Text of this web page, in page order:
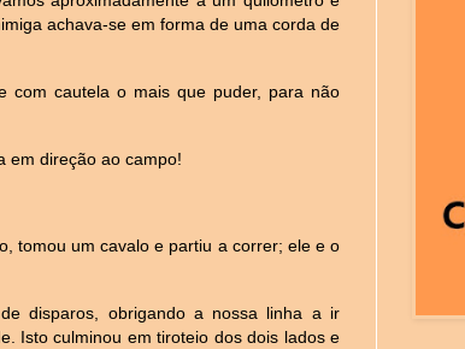
achava-se em forma de uma corda de
com cautela o mais que puder, para não
em direção ao campo!
tomou um cavalo e partiu a correr; ele e o
disparos, obrigando a nossa linha a ir
Isto culminou em tiroteio dos dois lados e